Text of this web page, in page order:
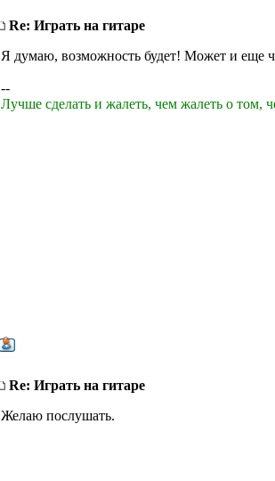
Re: Играть на гитаре
Я думаю, возможность будет! Может и еще
--
Лучше сделать и жалеть, чем жалеть о том,
Re: Играть на гитаре
Желаю послушать.